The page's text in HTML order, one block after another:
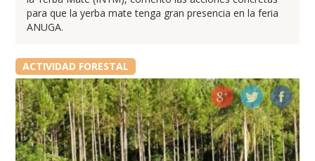
para que la yerba mate tenga gran presencia en la feria
ANUGA.
ACTIVIDAD FORESTAL